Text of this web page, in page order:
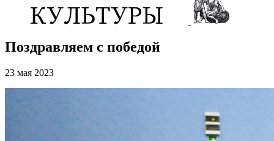
Поздравляем с победой
23 мая 2023